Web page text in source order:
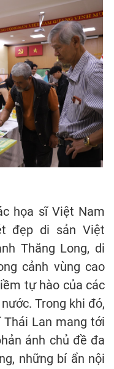
họa sĩ Việt Nam
đẹp di sản Việt
Thăng Long, di
cảnh vùng cao
tự hào của các
Trong khi đó,
Lan mang tới
ánh chủ đề đa
những bí ẩn nội